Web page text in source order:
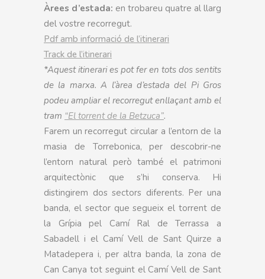
Àrees d’estada: en trobareu quatre al llarg
del vostre recorregut.
Pdf amb informació de l’itinerari
Track de l’itinerari
*Aquest itinerari es pot fer en tots dos sentits
de la marxa. A l’àrea d’estada del Pi Gros
podeu ampliar el recorregut enllaçant amb el
tram “El torrent de la Betzuca”.
Farem un recorregut circular a l’entorn de la
masia de Torrebonica, per descobrir-ne
l’entorn natural però també el patrimoni
arquitectònic que s’hi conserva. Hi
distingirem dos sectors diferents. Per una
banda, el sector que segueix el torrent de
la Grípia pel Camí Ral de Terrassa a
Sabadell i el Camí Vell de Sant Quirze a
Matadepera i, per altra banda, la zona de
Can Canya tot seguint el Camí Vell de Sant